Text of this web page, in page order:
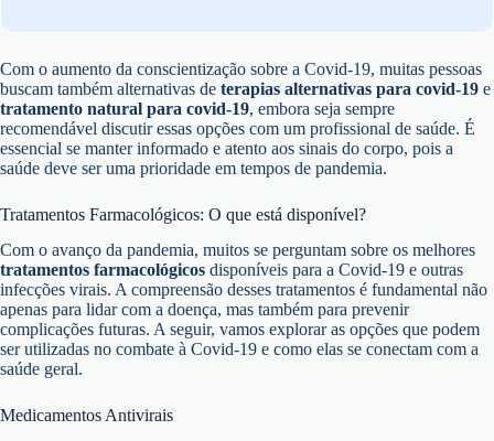
Com o aumento da conscientização sobre a Covid-19, muitas pessoas
buscam também alternativas de terapias alternativas para covid-19 e
tratamento natural para covid-19, embora seja sempre
recomendável discutir essas opções com um profissional de saúde. É
essencial se manter informado e atento aos sinais do corpo, pois a
saúde deve ser uma prioridade em tempos de pandemia.
Tratamentos Farmacológicos: O que está disponível?
Com o avanço da pandemia, muitos se perguntam sobre os melhores
tratamentos farmacológicos disponíveis para a Covid-19 e outras
infecções virais. A compreensão desses tratamentos é fundamental não
apenas para lidar com a doença, mas também para prevenir
complicações futuras. A seguir, vamos explorar as opções que podem
ser utilizadas no combate à Covid-19 e como elas se conectam com a
saúde geral.
Medicamentos Antivirais